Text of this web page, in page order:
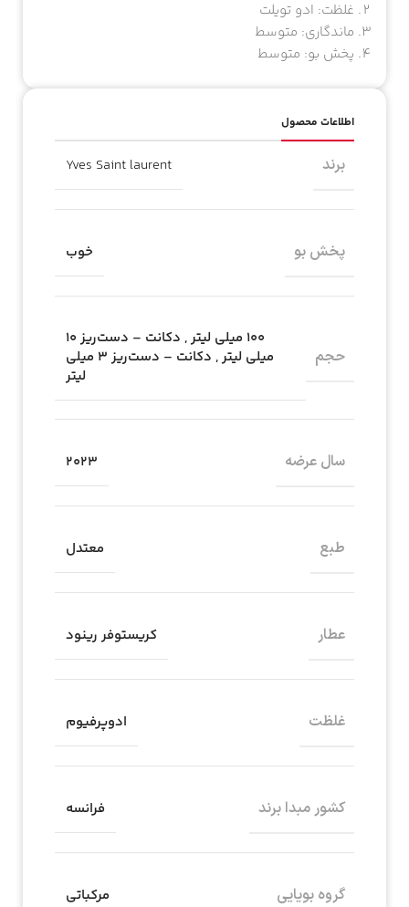
حجم محصول: ۱۲۰ میلی لیتر
غلظت: ادو تویلت
ماندگاری: متوسط
اطلاعات محصول
Yves Saint laurent
خوب
۱۰۰ میلی لیتر ,
دکانت – دست‌ریز ۱۰
دکانت – دست‌ریز ۳ میلی
لیتر
2023
معتدل
کریستوفر رینود
ادوپرفیوم
فرانسه